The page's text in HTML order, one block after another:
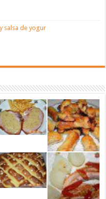
salsa de yogur